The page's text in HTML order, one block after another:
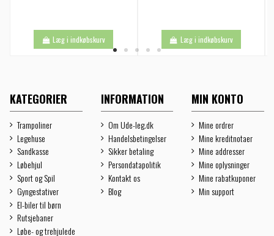
Læg i indkøbskurv Læg i indkøbskurv
KATEGORIER
Trampoliner
Legehuse
Sandkasse
Løbehjul
Sport og Spil
Gyngestativer
El-biler til børn
Rutsjebaner
Løbe- og trehjulede
INFORMATION
Om Ude-leg.dk
Handelsbetingelser
Sikker betaling
Persondatapolitik
Kontakt os
Blog
MIN KONTO
Mine ordrer
Mine kreditnotaer
Mine addresser
Mine oplysninger
Mine rabatkuponer
Min support